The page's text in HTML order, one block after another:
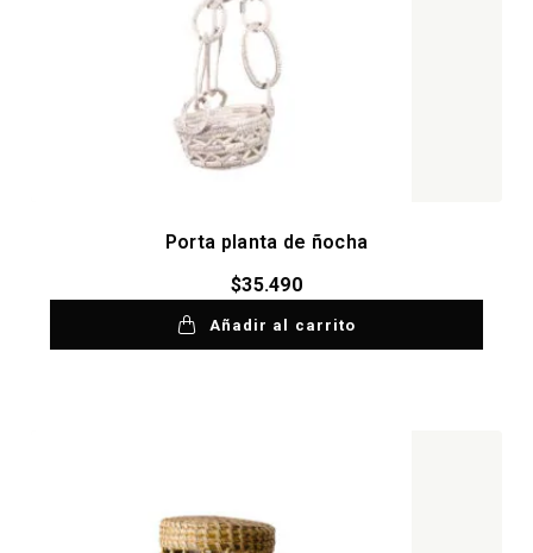
Porta planta de ñocha
$35.490
Añadir al carrito